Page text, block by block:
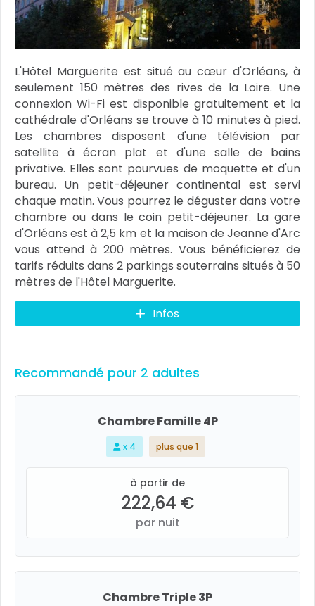
L'Hôtel Marguerite est situé au cœur d'Orléans, à
seulement 150 mètres des rives de la Loire. Une
connexion Wi-Fi est disponible gratuitement et la
cathédrale d'Orléans se trouve à 10 minutes à pied.
Les chambres disposent d'une télévision par
satellite à écran plat et d'une salle de bains
privative. Elles sont pourvues de moquette et d'un
bureau. Un petit-déjeuner continental est servi
chaque matin. Vous pourrez le déguster dans votre
chambre ou dans le coin petit-déjeuner. La gare
d'Orléans est à 2,5 km et la maison de Jeanne d'Arc
vous attend à 200 mètres. Vous bénéficierez de
tarifs réduits dans 2 parkings souterrains situés à 50
mètres de l'Hôtel Marguerite.
Infos
Recommandé pour 2 adultes
Chambre Famille 4P
x 4 plus que 1
à partir de
222,64 €
par nuit
Chambre Triple 3P